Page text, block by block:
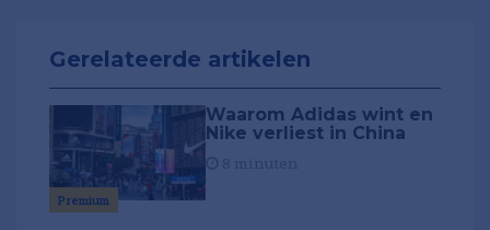
Gerelateerde artikelen
Premium
Waarom Adidas wint en
Nike verliest in China